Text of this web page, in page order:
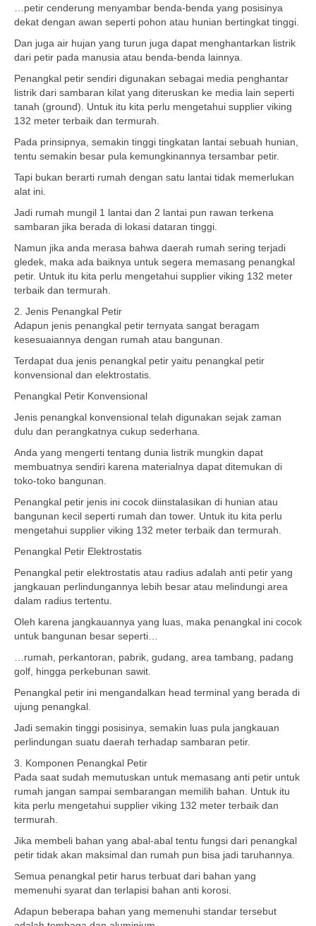
…petir cenderung menyambar benda-benda yang posisinya
dekat dengan awan seperti pohon atau hunian bertingkat tinggi.
Dan juga air hujan yang turun juga dapat menghantarkan listrik
dari petir pada manusia atau benda-benda lainnya.
Penangkal petir sendiri digunakan sebagai media penghantar
listrik dari sambaran kilat yang diteruskan ke media lain seperti
tanah (ground). Untuk itu kita perlu mengetahui supplier viking
132 meter terbaik dan termurah.
Pada prinsipnya, semakin tinggi tingkatan lantai sebuah hunian,
tentu semakin besar pula kemungkinannya tersambar petir.
Tapi bukan berarti rumah dengan satu lantai tidak memerlukan
alat ini.
Jadi rumah mungil 1 lantai dan 2 lantai pun rawan terkena
sambaran jika berada di lokasi dataran tinggi.
Namun jika anda merasa bahwa daerah rumah sering terjadi
gledek, maka ada baiknya untuk segera memasang penangkal
petir. Untuk itu kita perlu mengetahui supplier viking 132 meter
terbaik dan termurah.
2. Jenis Penangkal Petir
Adapun jenis penangkal petir ternyata sangat beragam
kesesuaiannya dengan rumah atau bangunan.
Terdapat dua jenis penangkal petir yaitu penangkal petir
konvensional dan elektrostatis.
Penangkal Petir Konvensional
Jenis penangkal konvensional telah digunakan sejak zaman
dulu dan perangkatnya cukup sederhana.
Anda yang mengerti tentang dunia listrik mungkin dapat
membuatnya sendiri karena materialnya dapat ditemukan di
toko-toko bangunan.
Penangkal petir jenis ini cocok diinstalasikan di hunian atau
bangunan kecil seperti rumah dan tower. Untuk itu kita perlu
mengetahui supplier viking 132 meter terbaik dan termurah.
Penangkal Petir Elektrostatis
Penangkal petir elektrostatis atau radius adalah anti petir yang
jangkauan perlindungannya lebih besar atau melindungi area
dalam radius tertentu.
Oleh karena jangkauannya yang luas, maka penangkal ini cocok
untuk bangunan besar seperti…
…rumah, perkantoran, pabrik, gudang, area tambang, padang
golf, hingga perkebunan sawit.
Penangkal petir ini mengandalkan head terminal yang berada di
ujung penangkal.
Jadi semakin tinggi posisinya, semakin luas pula jangkauan
perlindungan suatu daerah terhadap sambaran petir.
3. Komponen Penangkal Petir
Pada saat sudah memutuskan untuk memasang anti petir untuk
rumah jangan sampai sembarangan memilih bahan. Untuk itu
kita perlu mengetahui supplier viking 132 meter terbaik dan
termurah.
Jika membeli bahan yang abal-abal tentu fungsi dari penangkal
petir tidak akan maksimal dan rumah pun bisa jadi taruhannya.
Semua penangkal petir harus terbuat dari bahan yang
memenuhi syarat dan terlapisi bahan anti korosi.
Adapun beberapa bahan yang memenuhi standar tersebut